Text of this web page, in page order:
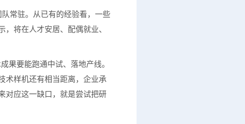
常驻。从已有的经验看，一些
将在人才安居、配偶就业、
果要能跑通中试、落地产线。
术样机还有相当距离，企业承
对应这一缺口，就是尝试把研